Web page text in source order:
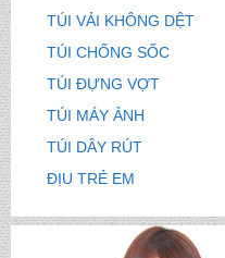
TÚI VẢI KHÔNG DỆT
TÚI CHỐNG SỐC
TÚI ĐỰNG VỢT
TÚI MÁY ẢNH
TÚI DÂY RÚT
ĐỊU TRẺ EM